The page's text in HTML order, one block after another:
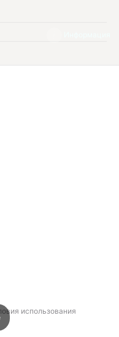
использования